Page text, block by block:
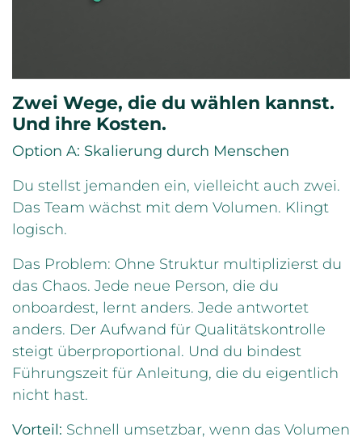
Zwei Wege, die du wählen kannst.
Und ihre Kosten.
Option A: Skalierung durch Menschen
Du stellst jemanden ein, vielleicht auch zwei.
Das Team wächst mit dem Volumen. Klingt
logisch.
Das Problem: Ohne Struktur multiplizierst du
das Chaos. Jede neue Person, die du
onboardest, lernt anders. Jede antwortet
anders. Der Aufwand für Qualitätskontrolle
steigt überproportional. Und du bindest
Führungszeit für Anleitung, die du eigentlich
nicht hast.
Vorteil: Schnell umsetzbar, wenn das Volumen